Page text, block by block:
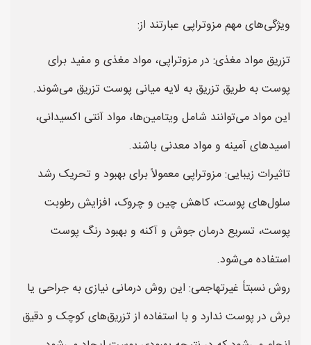
ویژگی‌های مهم مزوتراپی عبارتند از:
تزریق مواد مغذی: در مزوتراپی، مواد مغذی و مفید برای
پوست به طریق تزریق به لایه میانی پوست تزریق می‌شوند.
این مواد می‌توانند شامل ویتامین‌ها، مواد آنتی اکسیدانی،
اسیدهای آمینه و مواد معدنی باشند.
تاثیرات زیبایی: مزوتراپی معمولاً برای بهبود و تحریک رشد
سلول‌های پوست، کاهش چین و چروک، افزایش رطوبت
پوست، تسریع درمان جوش و آکنه و بهبود رنگ پوست
استفاده می‌شود.
روش نسبتاً غیرتهاجمی: این روش درمانی نیازی به جراحی یا
برش در پوست ندارد و با استفاده از تزریق‌های کوچک و دقیق